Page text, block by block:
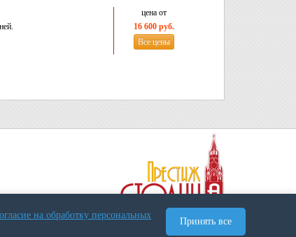
цена от
16 600 руб.
Все цены
на обработку персональных
Принять все